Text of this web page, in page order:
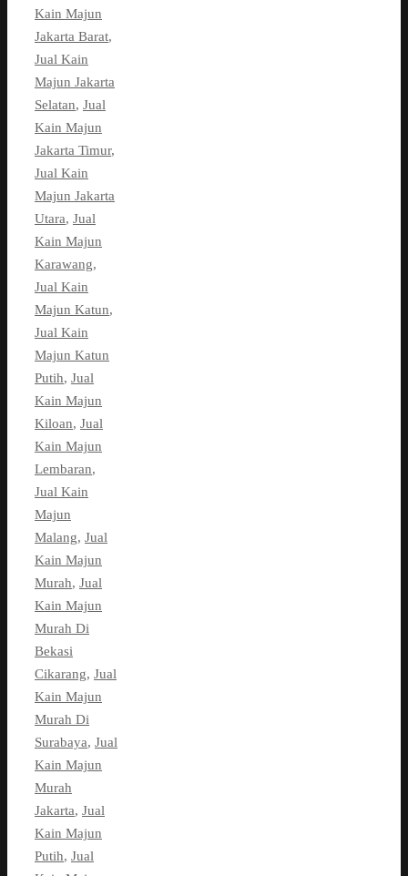
Kain Majun
Jakarta Barat,
Jual Kain
Majun Jakarta
Selatan, Jual
Kain Majun
Jakarta Timur,
Jual Kain
Majun Jakarta
Utara, Jual
Kain Majun
Karawang,
Jual Kain
Majun Katun,
Jual Kain
Majun Katun
Putih, Jual
Kain Majun
Kiloan, Jual
Kain Majun
Lembaran,
Jual Kain
Majun
Malang, Jual
Kain Majun
Murah, Jual
Kain Majun
Murah Di
Bekasi
Cikarang, Jual
Kain Majun
Murah Di
Surabaya, Jual
Kain Majun
Murah
Jakarta, Jual
Kain Majun
Putih, Jual